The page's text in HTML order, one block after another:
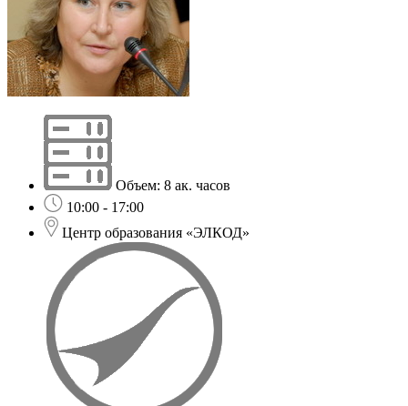
Объем: 8 ак. часов
10:00 - 17:00
Центр образования «ЭЛКОД»